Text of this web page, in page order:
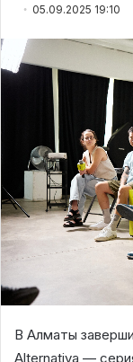
05.09.2025 19:10
В Алматы
Alternativa —